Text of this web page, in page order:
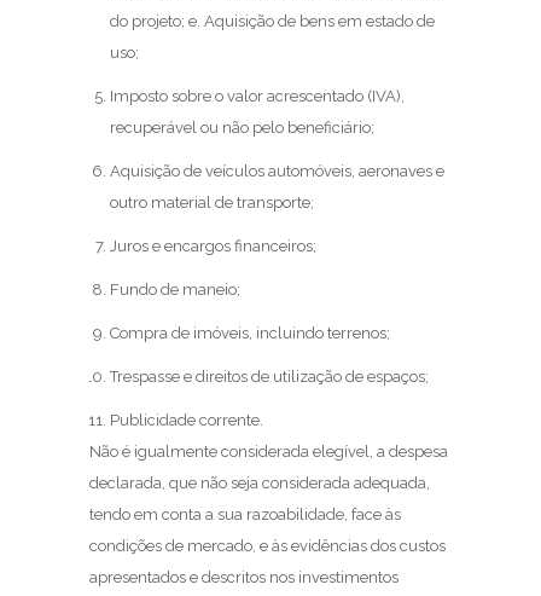
do projeto; e. Aquisição de bens em estado de
uso;
Imposto sobre o valor acrescentado (IVA),
recuperável ou não pelo beneficiário;
Aquisição de veículos automóveis, aeronaves e
outro material de transporte;
Juros e encargos financeiros;
Fundo de maneio;
Compra de imóveis, incluindo terrenos;
Trespasse e direitos de utilização de espaços;
Publicidade corrente.
Não é igualmente considerada elegível, a despesa
declarada, que não seja considerada adequada,
tendo em conta a sua razoabilidade, face às
condições de mercado, e às evidências dos custos
apresentados e descritos nos investimentos